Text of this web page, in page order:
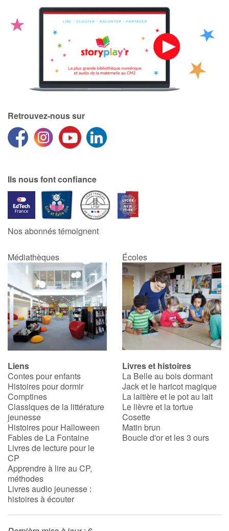
Retrouvez-nous sur
Ils nous font confiance
Nos abonnés témoignent
Médiathèques Écoles
Liens
Contes pour enfants
Histoires pour dormir
Comptines
Classiques de la littérature
jeunesse
Histoires pour Halloween
Fables de La Fontaine
Livres de lecture pour le
CP
Apprendre à lire au CP,
méthodes
Livres audio jeunesse :
histoires à écouter
Livres et histoires
La Belle au bois dormant
Jack et le haricot magique
La laitière et le pot au lait
Le lièvre et la tortue
Cosette
Matin brun
Boucle d'or et les 3 ours